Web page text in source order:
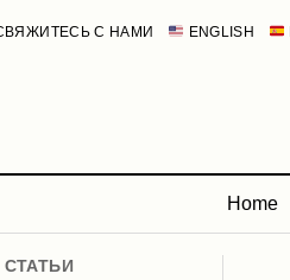
С НАМИ ENGLISH
Home